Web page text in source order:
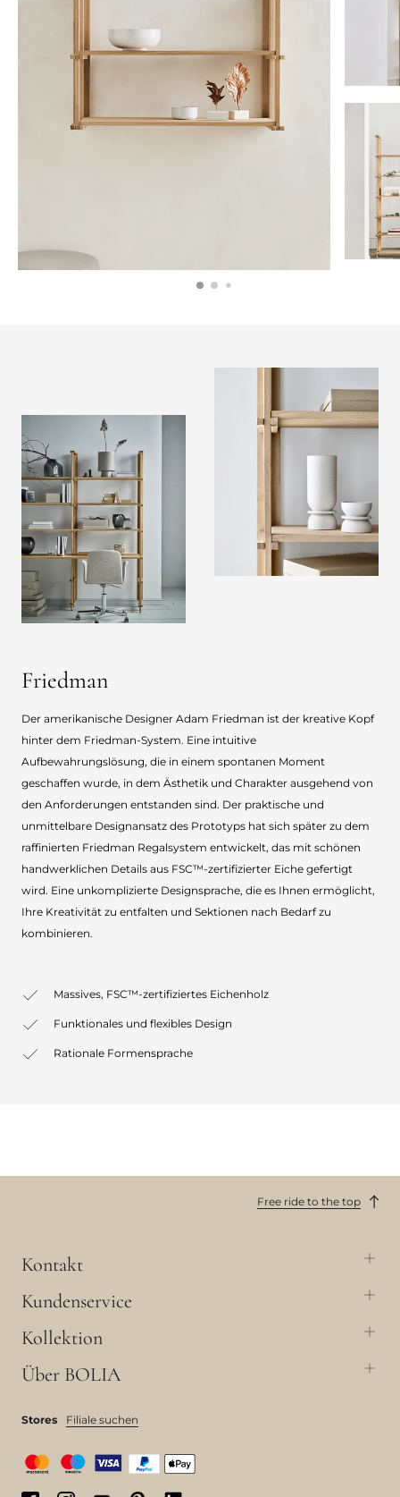
Friedman
Der amerikanische Designer Adam Friedman ist der kreative Kopf
hinter dem Friedman-System. Eine intuitive
Aufbewahrungslösung, die in einem spontanen Moment
geschaffen wurde, in dem Ästhetik und Charakter ausgehend von
den Anforderungen entstanden sind. Der praktische und
unmittelbare Designansatz des Prototyps hat sich später zu dem
raffinierten Friedman Regalsystem entwickelt, das mit schönen
handwerklichen Details aus FSC™-zertifizierter Eiche gefertigt
wird. Eine unkomplizierte Designsprache, die es Ihnen ermöglicht,
Ihre Kreativität zu entfalten und Sektionen nach Bedarf zu
kombinieren.
Massives, FSC™-zertifiziertes Eichenholz
Funktionales und flexibles Design
Rationale Formensprache
Free ride to the top
Kontakt
Kundenservice
Kollektion
Über BOLIA
Stores Filiale suchen